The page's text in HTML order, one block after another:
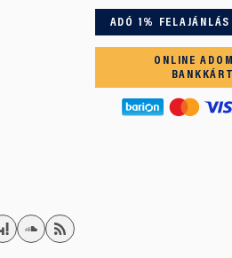
ADÓ 1% FELAJÁNLÁS
ONLINE